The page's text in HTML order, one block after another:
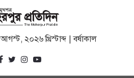
২০২৬ খ্রিস্টাব্দ | বর্ষাকাল